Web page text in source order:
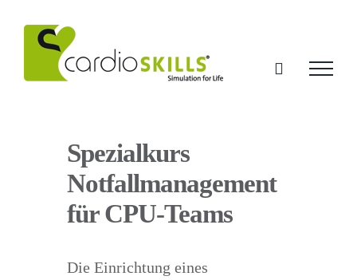
Inhalt
springen
Spezialkurs
Notfallmanagement
für CPU-Teams
Die Einrichtung eines